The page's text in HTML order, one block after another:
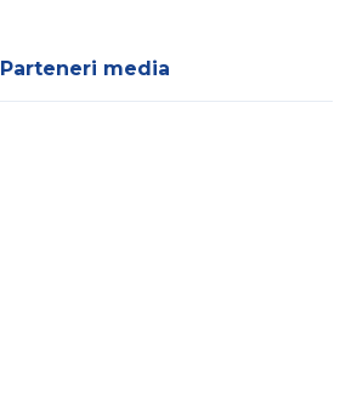
Parteneri media